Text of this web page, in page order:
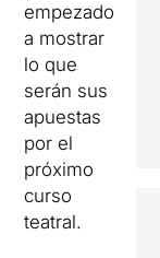
empezado
a mostrar
lo que
serán sus
apuestas
por el
próximo
curso
teatral.